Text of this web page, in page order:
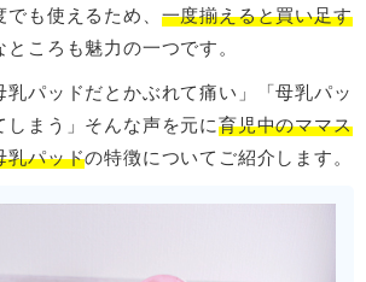
も使えるため、 一度揃えると買い足す
ところも魅力の一つです。
乳パッドだとかぶれて痛い」「母乳パッ
しまう」そんな声を元に育児中のママス
乳パッドの特徴についてご紹介します。